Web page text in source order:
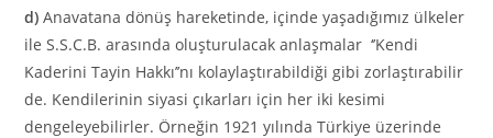
d) Anavatana dönüş hareketinde, içinde yaşadığımız ülkeler
ile S.S.C.B. arasında oluşturulacak anlaşmalar ‘’Kendi
Kaderini Tayin Hakkı’’nı kolaylaştırabildiği gibi zorlaştırabilir
de. Kendilerinin siyasi çıkarları için her iki kesimi
dengeleyebilirler. Örneğin 1921 yılında Türkiye üzerinde